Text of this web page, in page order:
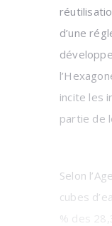
d’une
incite les
partie de
Selon
cubes
% des